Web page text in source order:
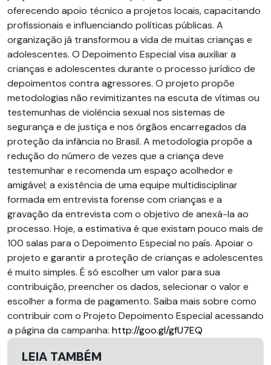
oferecendo apoio técnico a projetos locais, capacitando
profissionais e influenciando políticas públicas. A
organização já transformou a vida de muitas crianças e
adolescentes. O Depoimento Especial visa auxiliar a
crianças e adolescentes durante o processo jurídico de
depoimentos contra agressores. O projeto propõe
metodologias não revimitizantes na escuta de vítimas ou
testemunhas de violência sexual nos sistemas de
segurança e de justiça e nos órgãos encarregados da
proteção da infância no Brasil. A metodologia propõe a
redução do número de vezes que a criança deve
testemunhar e recomenda um espaço acolhedor e
amigável; a existência de uma equipe multidisciplinar
formada em entrevista forense com crianças e a
gravação da entrevista com o objetivo de anexá-la ao
processo. Hoje, a estimativa é que existam pouco mais de
100 salas para o Depoimento Especial no país. Apoiar o
projeto e garantir a proteção de crianças e adolescentes
é muito simples. É só escolher um valor para sua
contribuição, preencher os dados, selecionar o valor e
escolher a forma de pagamento. Saiba mais sobre como
contribuir com o Projeto Depoimento Especial acessando
a página da campanha: http://goo.gl/gfU7EQ
LEIA TAMBÉM